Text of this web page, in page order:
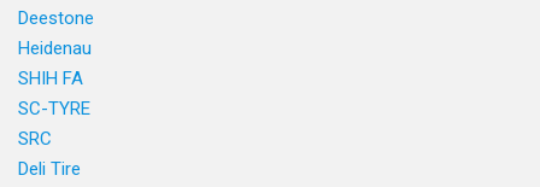
Deestone
Heidenau
SHIH FA
SC-TYRE
SRC
Deli Tire